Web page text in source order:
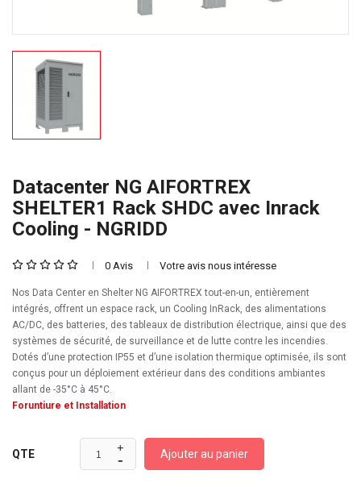
Datacenter NG AIFORTREX
SHELTER1 Rack SHDC avec Inrack
Cooling - NGRIDD
0 Avis Votre avis nous intéresse
Nos Data Center en Shelter NG AIFORTREX tout-en-un, entièrement
intégrés, offrent un espace rack, un Cooling InRack, des alimentations
AC/DC, des batteries, des tableaux de distribution électrique, ainsi que des
systèmes de sécurité, de surveillance et de lutte contre les incendies.
Dotés d’une protection IP55 et d’une isolation thermique optimisée, ils sont
conçus pour un déploiement extérieur dans des conditions ambiantes
allant de -35°C à 45°C.
Foruntiure et Installation
QTE Ajouter au panier